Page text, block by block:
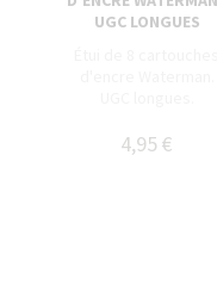
UGC LONGUES
4,95 €